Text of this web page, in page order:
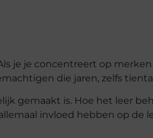
je je concentreert op
die jaren, zelfs
gemaakt is. Hoe het leer
invloed hebben op de